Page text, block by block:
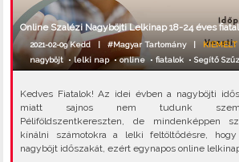
Online Szalézi Nagyböjti Lelkinap 18-24 éves
2021-02-09 Kedd |#Magyar Tartomány| KIEMELT
nagyböjt •lelki nap•online •fiatalok •Segítő
Kedves Fiatalok! Az idei évben a nagyböjti
miatt sajnos nem tudunk
Péliföldszentkereszten, de mindenképpen
kínálni számotokra a lelki feltöltődésre,
nagyböjt időszakát, ezért egynapos online